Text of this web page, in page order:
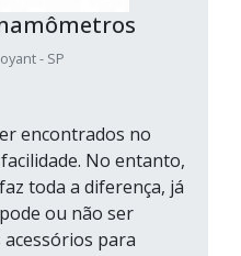
- SP
encontrados no
No entanto,
toda a diferença, já
ou não ser
para